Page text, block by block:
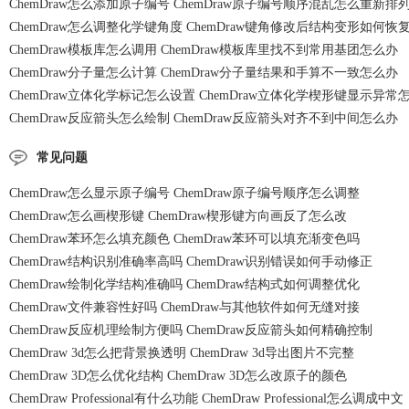
ChemDraw怎么添加原子编号 ChemDraw原子编号顺序混乱怎么重新排列
ChemDraw怎么调整化学键角度 ChemDraw键角修改后结构变形如何恢复
ChemDraw模板库怎么调用 ChemDraw模板库里找不到常用基团怎么办
ChemDraw分子量怎么计算 ChemDraw分子量结果和手算不一致怎么办
ChemDraw立体化学标记怎么设置 ChemDraw立体化学楔形键显示异常
ChemDraw反应箭头怎么绘制 ChemDraw反应箭头对齐不到中间怎么办
常见问题
ChemDraw怎么显示原子编号 ChemDraw原子编号顺序怎么调整
ChemDraw怎么画楔形键 ChemDraw楔形键方向画反了怎么改
ChemDraw苯环怎么填充颜色 ChemDraw苯环可以填充渐变色吗
ChemDraw结构识别准确率高吗 ChemDraw识别错误如何手动修正
ChemDraw绘制化学结构准确吗 ChemDraw结构式如何调整优化
ChemDraw文件兼容性好吗 ChemDraw与其他软件如何无缝对接
ChemDraw反应机理绘制方便吗 ChemDraw反应箭头如何精确控制
ChemDraw 3d怎么把背景换透明 ChemDraw 3d导出图片不完整
ChemDraw 3D怎么优化结构 ChemDraw 3D怎么改原子的颜色
ChemDraw Professional有什么功能 ChemDraw Professional怎么调成中文